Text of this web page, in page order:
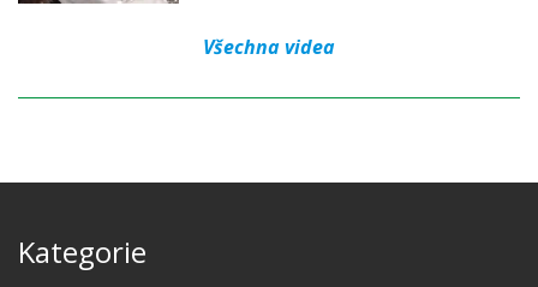
Všechna videa
Kategorie